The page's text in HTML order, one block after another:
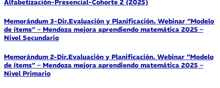
Alfabetización-Presencial-Cohorte 2 (2025)
Memorándum 3-Dir.Evaluación y Planificación. Webinar “Modelo
de ítems” – Mendoza mejora aprendiendo matemática 2025 –
Nivel Secundario
Memorándum 2-Dir.Evaluación y Planificación. Webinar “Modelo
de ítems” – Mendoza mejora aprendiendo matemática 2025 –
Nivel Primario